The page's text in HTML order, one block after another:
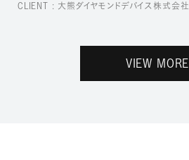
CLIENT : 大熊ダイヤモンドデバイス株式会社
VIEW MORE